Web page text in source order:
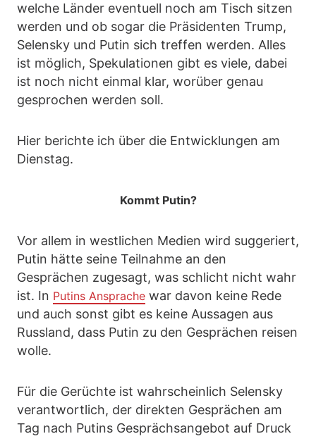
welche Länder eventuell noch am Tisch sitzen
werden und ob sogar die Präsidenten Trump,
Selensky und Putin sich treffen werden. Alles
ist möglich, Spekulationen gibt es viele, dabei
ist noch nicht einmal klar, worüber genau
gesprochen werden soll.
Hier berichte ich über die Entwicklungen am
Dienstag.
Kommt Putin?
Vor allem in westlichen Medien wird suggeriert,
Putin hätte seine Teilnahme an den
Gesprächen zugesagt, was schlicht nicht wahr
ist. In Putins Ansprache war davon keine Rede
und auch sonst gibt es keine Aussagen aus
Russland, dass Putin zu den Gesprächen reisen
wolle.
Für die Gerüchte ist wahrscheinlich Selensky
verantwortlich, der direkten Gesprächen am
Tag nach Putins Gesprächsangebot auf Druck